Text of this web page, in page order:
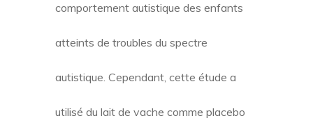
comportement autistique des enfants
atteints de troubles du spectre
autistique. Cependant, cette étude a
utilisé du lait de vache comme placebo